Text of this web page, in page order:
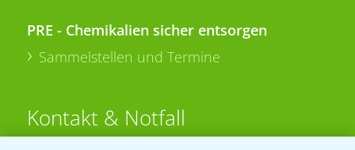
PRE - Chemikalien sicher entsorgen
Sammelstellen und Termine
Kontakt & Notfall